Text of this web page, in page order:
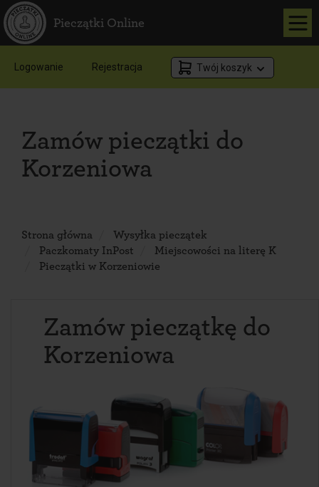
Pieczątki Online
Logowanie Rejestracja Twój koszyk
Zamów pieczątki do
Korzeniowa
Strona główna
Wysyłka pieczątek
Paczkomaty InPost
Miejscowości na literę K
Pieczątki w Korzeniowie
Zamów pieczątkę do
Korzeniowa